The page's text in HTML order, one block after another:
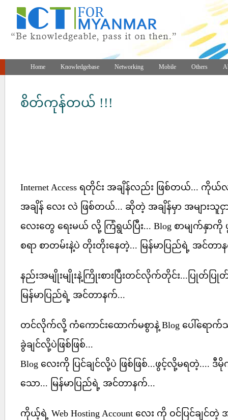
Home Knowledgebase Networking Mobile Others
စိတ်ကုန်တယ် !!!
Internet Access ရတိုင်း အချိန်လည်း ဖြစ်တယ်... ကိုယ်
အချိန် လေး လဲ ဖြစ်တယ်... ဆိုတဲ့ အချိန်မှာ အများသူ
လေးတွေ ရေးမယ် လို့ ကြံရွယ်ပြီး... Blog စာမျက်နှ
စရာ စာတမ်းနဲ့ပဲ တိုးတိုးနေတဲ့... မြန်မာပြည်ရဲ့ အင်တာ
နည်းအမျိုးမျိုးနဲ့ကြိုးစားပြီးတင်လိုက်တိုင်း...ပြုတ်
မြန်မာပြည်ရဲ့ အင်တာနက်...
တင်လိုက်လို့ ကံကောင်းထောက်မစွာနဲ့ Blog ပေါ်ရောက်သွာ
ခွဲချင်လို့ပဲဖြစ်ဖြစ်...
Blog လေးကို ပြင်ချင်လို့ပဲ ဖြစ်ဖြစ်...ဖွင့်လို့မရတဲ့....
သော... မြန်မာပြည်ရဲ့ အင်တာနက်...
ကိုယ့်ရဲ့ Web Hosting Account လေး ကို ဝင်ပြင်ချင်တဲ့